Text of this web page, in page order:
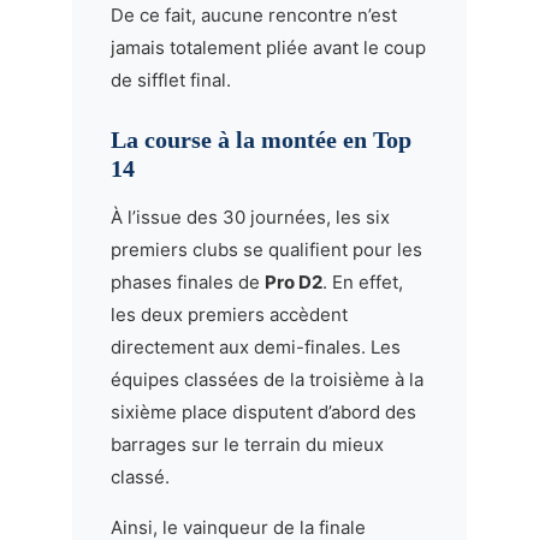
De ce fait, aucune rencontre n’est
jamais totalement pliée avant le coup
de sifflet final.
La course à la montée en Top
14
À l’issue des 30 journées, les six
premiers clubs se qualifient pour les
phases finales de Pro D2. En effet,
les deux premiers accèdent
directement aux demi-finales. Les
équipes classées de la troisième à la
sixième place disputent d’abord des
barrages sur le terrain du mieux
classé.
Ainsi, le vainqueur de la finale